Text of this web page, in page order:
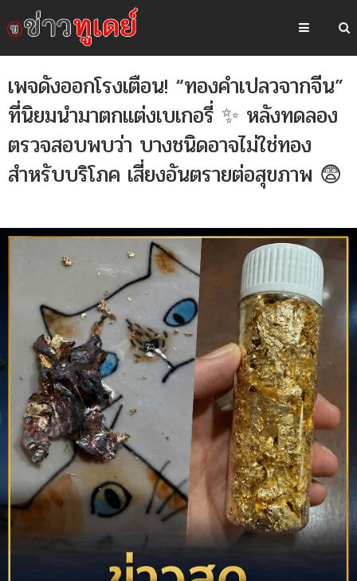
เพจดังออกโรงเตือน! “ทองคำเปลวจากจีน”
ที่นิยมนำมาตกแต่งเบเกอรี่ ✨ หลังทดลอง
ตรวจสอบพบว่า บางชนิดอาจไม่ใช่ทอง
สำหรับบริโภค เสี่ยงอันตรายต่อสุขภาพ 😨